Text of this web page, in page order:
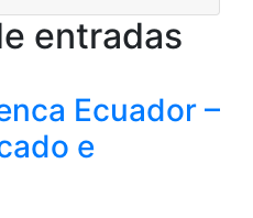
entradas
Ecuador –
e